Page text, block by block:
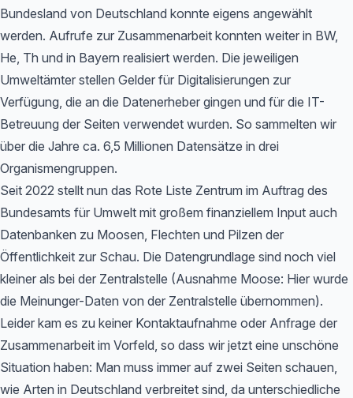
Bundesland von Deutschland konnte eigens angewählt
werden. Aufrufe zur Zusammenarbeit konnten weiter in BW,
He, Th und in Bayern realisiert werden. Die jeweiligen
Umweltämter stellen Gelder für Digitalisierungen zur
Verfügung, die an die Datenerheber gingen und für die IT-
Betreuung der Seiten verwendet wurden. So sammelten wir
über die Jahre ca. 6,5 Millionen Datensätze in drei
Organismengruppen.
Seit 2022 stellt nun das Rote Liste Zentrum im Auftrag des
Bundesamts für Umwelt mit großem finanziellem Input auch
Datenbanken zu Moosen, Flechten und Pilzen der
Öffentlichkeit zur Schau. Die Datengrundlage sind noch viel
kleiner als bei der Zentralstelle (Ausnahme Moose: Hier wurde
die Meinunger-Daten von der Zentralstelle übernommen).
Leider kam es zu keiner Kontaktaufnahme oder Anfrage der
Zusammenarbeit im Vorfeld, so dass wir jetzt eine unschöne
Situation haben: Man muss immer auf zwei Seiten schauen,
wie Arten in Deutschland verbreitet sind, da unterschiedliche